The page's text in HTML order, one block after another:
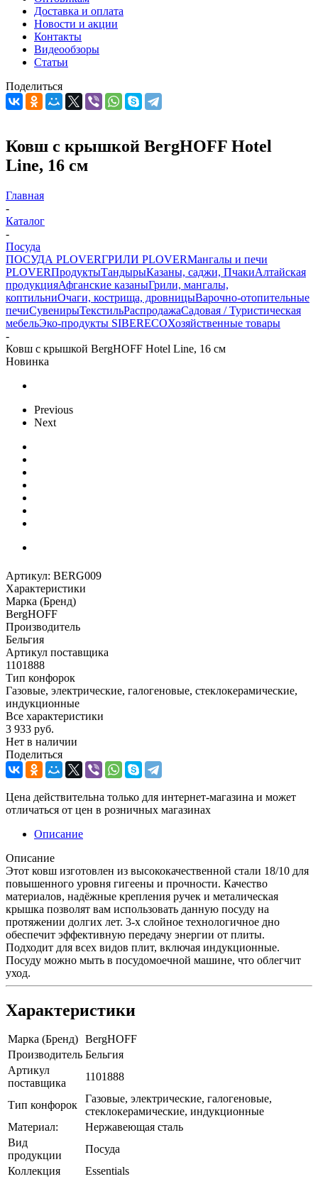
Доставка и оплата
Новости и акции
Контакты
Видеообзоры
Статьи
Поделиться
Ковш с крышкой BergHOFF Hotel
Line, 16 см
Главная
-
Каталог
-
Посуда
ПОСУДА PLOVERГРИЛИ PLOVERМангалы и печи
PLOVERПродуктыТандырыКазаны, саджи, ПчакиАлтайская
продукцияАфганские казаныГрили, мангалы,
коптильниОчаги, кострища, дровницыВарочно-отопительные
печиСувенирыТекстильРаспродажаСадовая / Туристическая
мебельЭко-продукты SIBERECOХозяйственные товары
-
Ковш с крышкой BergHOFF Hotel Line, 16 см
Новинка
Previous
Next
Артикул: BERG009
Характеристики
Марка (Бренд)
BergHOFF
Производитель
Бельгия
Артикул поставщика
1101888
Тип конфорок
Газовые, электрические, галогеновые, стеклокерамические,
индукционные
Все характеристики
3 933 руб.
Нет в наличии
Поделиться
Цена действительна только для интернет-магазина и может
отличаться от цен в розничных магазинах
Описание
Описание
Этот ковш изготовлен из высококачественной стали 18/10 для
повышенного уровня гигеены и прочности. Качество
материалов, надёжные крепления ручек и металическая
крышка позволят вам использовать данную посуду на
протяжении долгих лет. 3-х слойное технологичное дно
обеспечит эффективную передачу энергии от плиты.
Подходит для всех видов плит, включая индукционные.
Посуду можно мыть в посудомоечной машине, что облегчит
уход.
Характеристики
Марка (Бренд) BergHOFF
Производитель Бельгия
Артикул
поставщика
1101888
Тип конфорок
Газовые, электрические, галогеновые,
стеклокерамические, индукционные
Материал:
Нержавеющая сталь
Вид
продукции
Посуда
Коллекция
Essentials